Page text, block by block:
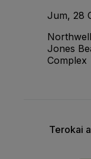
Jum, 28
Jones
Complex
Terokai